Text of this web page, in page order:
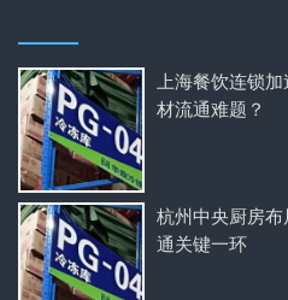
上海餐饮连锁
材流通难题？
杭州中央厨房
通关键一环